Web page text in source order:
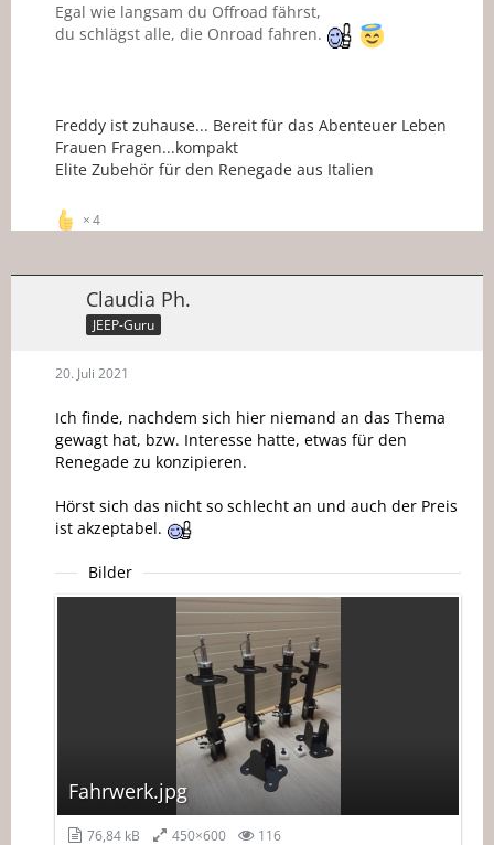
Egal wie langsam du Offroad fährst,
du schlägst alle, die Onroad fahren.
Freddy ist zuhause... Bereit für das Abenteuer Leben
Frauen Fragen...kompakt
Elite Zubehör für den Renegade aus Italien
4
Claudia Ph.
JEEP-Guru
20. Juli 2021
Ich finde, nachdem sich hier niemand an das Thema
gewagt hat, bzw. Interesse hatte, etwas für den
Renegade zu konzipieren.
Hörst sich das nicht so schlecht an und auch der Preis
ist akzeptabel.
Bilder
Fahrwerk.jpg
76,84 kB 450×600 116